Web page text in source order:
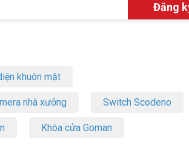
khuôn mặt
nhà xưởng Switch Scodeno
Khóa cửa Goman